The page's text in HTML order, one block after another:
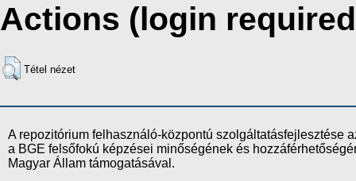
Actions (login
Tétel nézet
A repozitórium felhasználó-központú szolgáltatásfejlesztése
a BGE felsőfokú képzései minőségének és
Magyar Állam támogatásával.